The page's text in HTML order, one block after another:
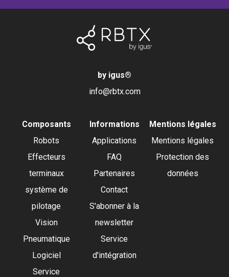
by igus®
info@rbtx.com
Composants
Robots
Effecteurs
terminaux
système de
pilotage
Vision
Pneumatique
Logiciel
Service
Informations
Applications
FAQ
Partenaires
Contact
S'abonner à la
newsletter
Service
d'intégration
Mentions légales
Mentions légales
Protection des
données